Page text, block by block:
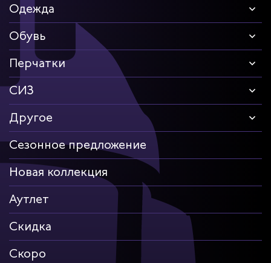
Одежда
Обувь
Перчатки
СИЗ
Другое
Сезонное предложение
Новая коллекция
Аутлет
Скидка
Скоро